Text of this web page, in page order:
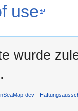
use
wurde
dev